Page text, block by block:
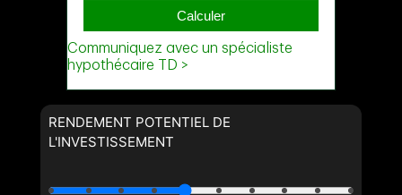
RENDEMENT POTENTIEL DE
L'INVESTISSEMENT